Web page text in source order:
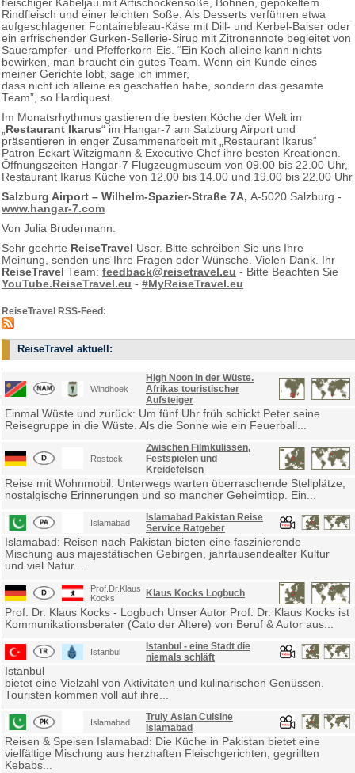
fleischiger Kabeljau mit Artischockensoße, Bohnen, gepökeltem
Rindfleisch und einer leichten Soße. Als Desserts verführen etwa
aufgeschlagener Fontainebleau-Käse mit Dill- und Kerbel-Baiser oder
ein erfrischender Gurken-Sellerie-Sirup mit Zitronennote begleitet von
Sauerampfer- und Pfefferkorn-Eis. “Ein Koch alleine kann nichts
bewirken, man braucht ein gutes Team. Wenn ein Kunde eines
meiner Gerichte lobt, sage ich immer,
dass nicht ich alleine es geschaffen habe, sondern das gesamte
Team”, so Hardiquest.
Im Monatsrhythmus gastieren die besten Köche der Welt im
Restaurant Ikarus“ im Hangar-7 am Salzburg Airport und
präsentieren in enger Zusammenarbeit mit „Restaurant Ikarus“
Patron Eckart Witzigmann & Executive Chef ihre besten Kreationen.
Öffnungszeiten Hangar-7 Flugzeugmuseum von 09.00 bis 22.00 Uhr,
Restaurant Ikarus Küche von 12.00 bis 14.00 und 19.00 bis 22.00 Uhr
Salzburg Airport – Wilhelm-Spazier-Straße 7A, A-5020 Salzburg -
www.hangar-7.com
Von Julia Brudermann.
Sehr geehrte ReiseTravel User. Bitte schreiben Sie uns Ihre
Meinung, senden uns Ihre Fragen oder Wünsche. Vielen Dank. Ihr
ReiseTravel Team: feedback@reisetravel.eu - Bitte Beachten Sie
YouTube.ReiseTravel.eu - #MyReiseTravel.eu
ReiseTravel RSS-Feed:
ReiseTravel aktuell:
Windhoek
High Noon in der Wüste.
Afrikas touristischer
Aufsteiger
Einmal Wüste und zurück: Um fünf Uhr früh schickt Peter seine
Reisegruppe in die Wüste. Als die Sonne wie ein Feuerball...
Rostock
Zwischen Filmkulissen,
Festspielen und
Kreidefelsen
Reise mit Wohnmobil: Unterwegs warten überraschende Stellplätze,
nostalgische Erinnerungen und so mancher Geheimtipp. Ein...
Islamabad
Islamabad Pakistan Reise
Service Ratgeber
Islamabad: Reisen nach Pakistan bieten eine faszinierende
Mischung aus majestätischen Gebirgen, jahrtausendealter Kultur
und viel Natur....
Prof.Dr.Klaus
Kocks
Klaus Kocks Logbuch
Prof. Dr. Klaus Kocks - Logbuch Unser Autor Prof. Dr. Klaus Kocks ist
Kommunikationsberater (Cato der Ältere) von Beruf & Autor aus...
Istanbul
Istanbul - eine Stadt die
niemals schläft
Istanbul
bietet eine Vielzahl von Aktivitäten und kulinarischen Genüssen.
Touristen kommen voll auf ihre...
Islamabad
Truly Asian Cuisine
Islamabad
Reisen & Speisen Islamabad: Die Küche in Pakistan bietet eine
vielfältige Mischung aus herzhaften Fleischgerichten, gegrillten
Kebabs...